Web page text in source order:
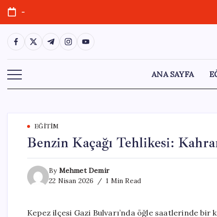
Skip
content
-
https://www.facebook.com/
https://twitter.com/
https://t.me/
https://www.instagram.com/
https://youtube.com/
ANA SAYFA
EĞITIM
Benzin Kaçağı Tehlikesi:
By Mehmet Demir
22 Nisan 2026
1 Min Read
Kepez ilçesi Gazi Bulvarı’nda öğle saatlerinde